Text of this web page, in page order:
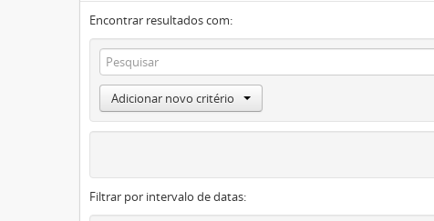
Encontrar resultados com:
Adicionar novo critério
Filtrar por intervalo de datas: